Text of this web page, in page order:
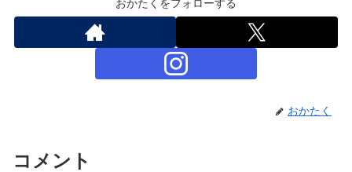
おかたくをフォローする
おかたく
コメント